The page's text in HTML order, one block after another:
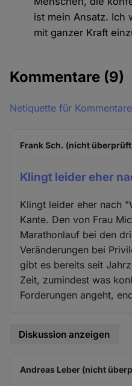
ist mein Ansatz. Ich
mit ganzer Kraft
Kommentare (9)
Netiquette für Kommentare
Frank Sch. (nicht
Klingt leider eher
Klingt leider eher nach
Kante. Den von Frau
Marathonlauf bei den
Veränderungen bei
gibt es bereits seit
Zeit, zumindest was
Forderungen angeht,
Diskussion anzeigen
Andreas Leber (nicht